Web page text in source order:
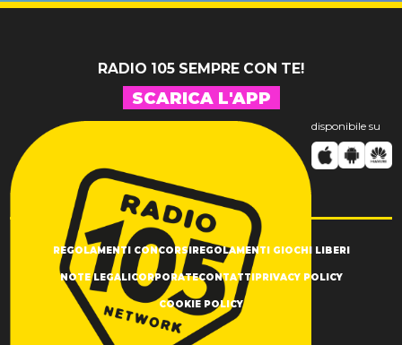
RADIO 105 SEMPRE CON TE!
SCARICA L'APP
disponibile su
REGOLAMENTI CONCORSI REGOLAMENTI GIOCHI LIBERI
NOTE LEGALI CORPORATECONTATTI PRIVACY POLICY
COOKIE POLICY